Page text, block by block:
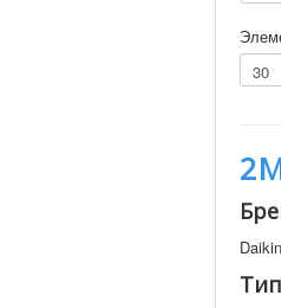
Daikin